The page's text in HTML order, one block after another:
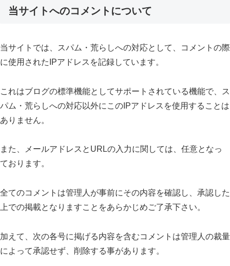
当サイトへのコメントについて
当サイトでは、スパム・荒らしへの対応として、コメントの際
に使用されたIPアドレスを記録しています。
これはブログの標準機能としてサポートされている機能で、ス
パム・荒らしへの対応以外にこのIPアドレスを使用することは
ありません。
また、メールアドレスとURLの入力に関しては、任意となっ
ております。
全てのコメントは管理人が事前にその内容を確認し、承認した
上での掲載となりますことをあらかじめご了承下さい。
加えて、次の各号に掲げる内容を含むコメントは管理人の裁量
によって承認せず、削除する事があります。